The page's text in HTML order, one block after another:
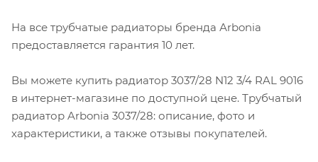
На все трубчатые радиаторы бренда Аrbonia
предоставляется гарантия 10 лет.
Вы можете купить радиатор 3037/28 N12 3/4 RAL 9016
в интернет-магазине по доступной цене. Трубчатый
радиатор Arbonia 3037/28: описание, фото и
характеристики, а также отзывы покупателей.